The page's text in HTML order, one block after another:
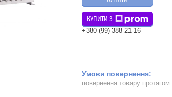
КУПИТИ З
+380 (99) 388-21-16
повернення товару протягом